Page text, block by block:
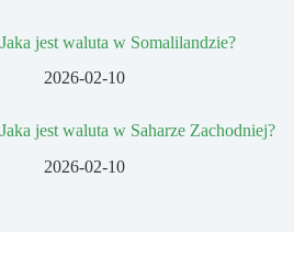
Jaka jest waluta w Somalilandzie?
2026-02-10
Jaka jest waluta w Saharze Zachodniej?
2026-02-10